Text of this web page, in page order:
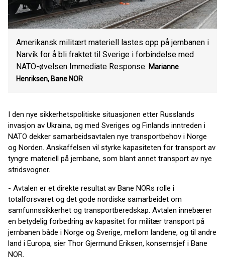
Amerikansk militært materiell lastes opp på jernbanen i
Narvik for å bli fraktet til Sverige i forbindelse med
NATO-øvelsen Immediate Response. Marianne
Henriksen, Bane NOR
I den nye sikkerhetspolitiske situasjonen etter Russlands
invasjon av Ukraina, og med Sveriges og Finlands inntreden i
NATO dekker samarbeidsavtalen nye transportbehov i Norge
og Norden. Anskaffelsen vil styrke kapasiteten for transport av
tyngre materiell på jernbane, som blant annet transport av nye
stridsvogner.
- Avtalen er et direkte resultat av Bane NORs rolle i
totalforsvaret og det gode nordiske samarbeidet om
samfunnssikkerhet og transportberedskap. Avtalen innebærer
en betydelig forbedring av kapasitet for militær transport på
jernbanen både i Norge og Sverige, mellom landene, og til andre
land i Europa, sier Thor Gjermund Eriksen, konsernsjef i Bane
NOR.